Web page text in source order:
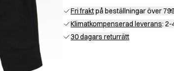
Fri fraktpå beställningar över
Klimatkompenserad leverans: 2-
30 dagars returrätt